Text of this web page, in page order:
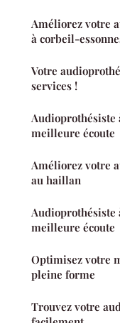
Améliorez votre
à corbeil-
Votre
services !
Audioprothésiste
meilleure écoute
Améliorez votre
au haillan
Audioprothésiste
meilleure écoute
Optimisez votre
pleine forme
Trouvez votre